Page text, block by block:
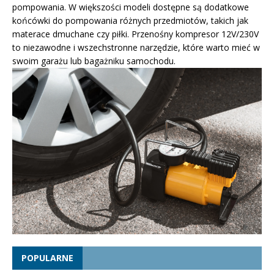
pompowania. W większości modeli dostępne są dodatkowe
końcówki do pompowania różnych przedmiotów, takich jak
materace dmuchane czy piłki. Przenośny kompresor 12V/230V
to niezawodne i wszechstronne narzędzie, które warto mieć w
swoim garażu lub bagażniku samochodu.
POPULARNE